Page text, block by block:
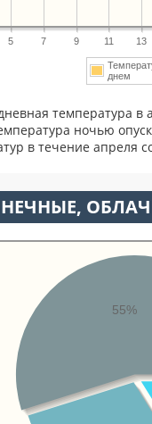
5 7 9 11 13
днем
температура в
ночью
в течение апреля
55%